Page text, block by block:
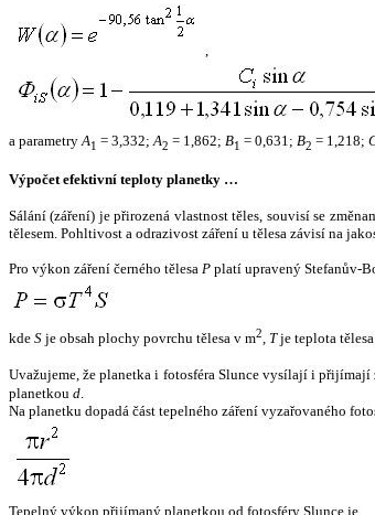
,
a parametryA1 = 3,332;A2 = 1,862; B1 = 0,631; B2 = 1,218;
Výpočet efektivní teploty planetky …
Sálání (záření) je přirozená vlastnost těles, souvisí se
tělesem. Pohltivost a odrazivost záření u tělesa závisí na
Pro výkon záření černého tělesa P platí upravený Stefanův-
kde S je obsah plochy povrchu tělesa v m2, Tje teplota
Uvažujeme, že planetka i fotosféra Slunce vysílají i
planetkou d.
Na planetku dopadá část tepelného záření vyzařovaného
Tepelný výkon přijímaný planetkou od fotosféry Slunce je